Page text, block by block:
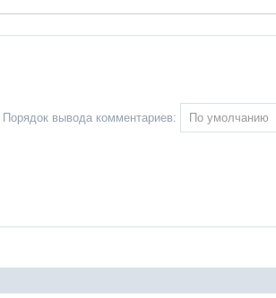
Порядок вывода комментариев: